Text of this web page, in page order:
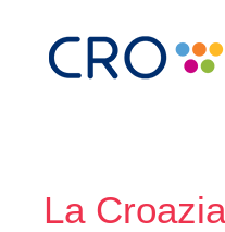
La